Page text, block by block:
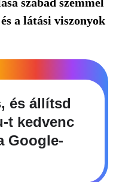
a látási viszonyok
állítsd
t kedvenc
Google-